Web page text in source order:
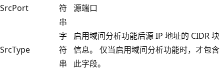
SrcPort
符
串
源端口
SrcType
字
符
串
启用域间分析功能后源 IP 地址的 CIDR 块
信息。 仅当启用域间分析功能时，才包含
此字段。